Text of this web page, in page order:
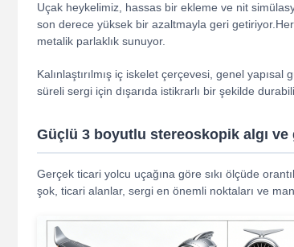
Uçak heykelimiz, hassas bir ekleme ve nit
son derece yüksek bir azaltmayla geri
metalik parlaklık sunuyor.
Kalınlaştırılmış iç iskelet çerçevesi, genel
süreli sergi için dışarıda istikrarlı bir şekilde
Güçlü 3 boyutlu stereoskopik algı ve
Gerçek ticari yolcu uçağına göre sıkı ölçüde
şok, ticari alanlar, sergi en önemli noktaları ve